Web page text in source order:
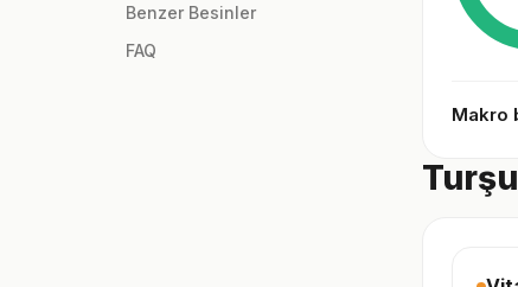
Benzer Besinler
FAQ
Makro